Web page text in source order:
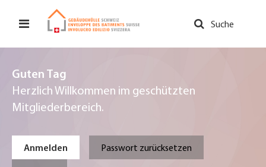
zum
Suche
Guten Tag
Herzlich Willkommen im geschützten
Mitgliederbereich.
Primary
tabs
Anmelden Passwort zurücksetzen